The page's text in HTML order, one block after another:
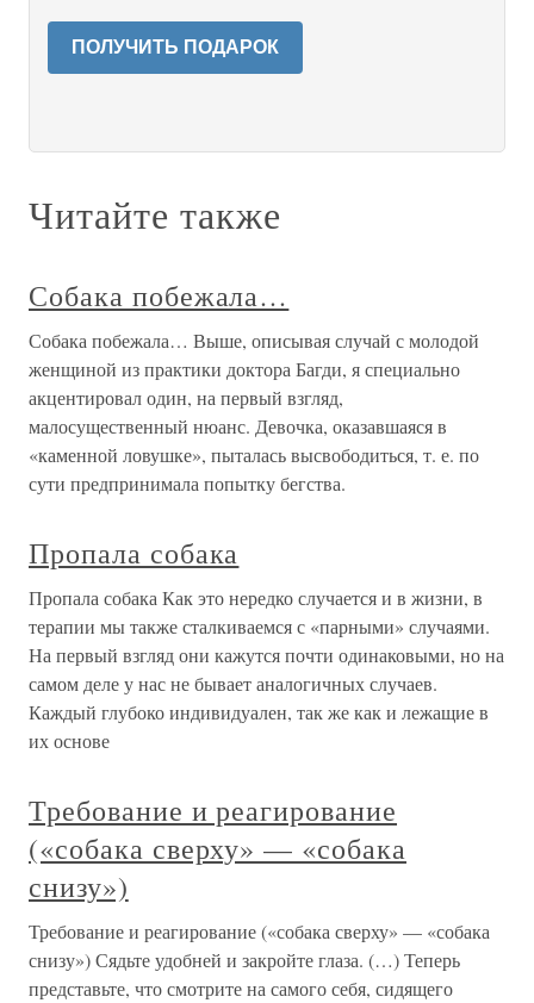
ПОЛУЧИТЬ ПОДАРОК
Читайте также
Собака побежала…
Собака побежала… Выше, описывая случай с молодой
женщиной из практики доктора Багди, я специально
акцентировал один, на первый взгляд,
малосущественный нюанс. Девочка, оказавшаяся в
«каменной ловушке», пыталась высвободиться, т. е. по
сути предпринимала попытку бегства.
Пропала собака
Пропала собака Как это нередко случается и в жизни, в
терапии мы также сталкиваемся с «парными» случаями.
На первый взгляд они кажутся почти одинаковыми, но на
самом деле у нас не бывает аналогичных случаев.
Каждый глубоко индивидуален, так же как и лежащие в
их основе
Требование и реагирование
(«собака сверху» — «собака
снизу»)
Требование и реагирование («собака сверху» — «собака
снизу») Сядьте удобней и закройте глаза. (…) Теперь
представьте, что смотрите на самого себя, сидящего